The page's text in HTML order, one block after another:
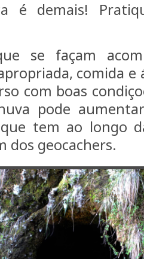
é demais!
se façam
comida e
com boas
pode
tem ao longo
dos geocachers.